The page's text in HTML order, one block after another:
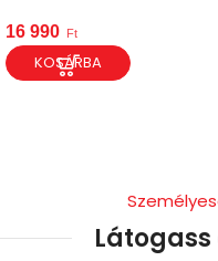
16 990 Ft
KOSÁRBA